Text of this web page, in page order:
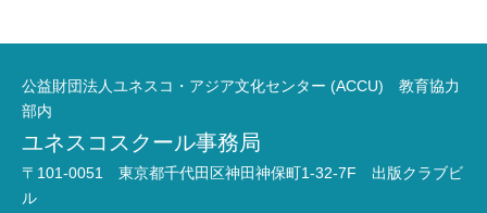
公益財団法人ユネスコ・アジア文化センター (ACCU) 教育協力
部内
ユネスコスクール事務局
〒101-0051 東京都千代田区神田神保町1-32-7F 出版クラブビ
ル